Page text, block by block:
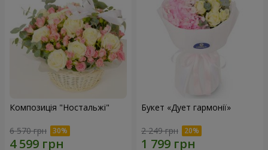
Композиція "Ностальжі"
6 570 грн
Букет «Дует гармонії»
2 249 грн